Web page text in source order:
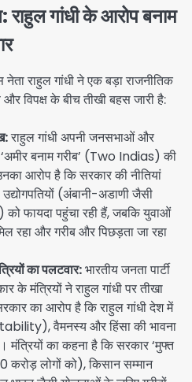
राहुल गांधी के आरोप बनाम
राहुल गांधी ने एक बड़ा राजनीतिक
और विपक्ष के बीच तीखी बहस जारी है:
राहुल गांधी अपनी जनसभाओं और
‘अमीर बनाम गरीब’ (Two Indias) की
आरोप है कि सरकार की नीतियां
(अंबानी-अडाणी जैसी
को फायदा पहुंचा रही हैं, जबकि युवाओं
रहा और गरीब और पिछड़ता जा रहा
का पलटवार:भारतीय जनता पार्टी
के मंत्रियों ने राहुल गांधी पर तीखा
का आरोप है कि राहुल गांधी देश में
वैमनस्य और हिंसा की भावना
मंत्रियों का कहना है कि सरकार ‘मुफ्त
करोड़ लोगों को), किसान सम्मान